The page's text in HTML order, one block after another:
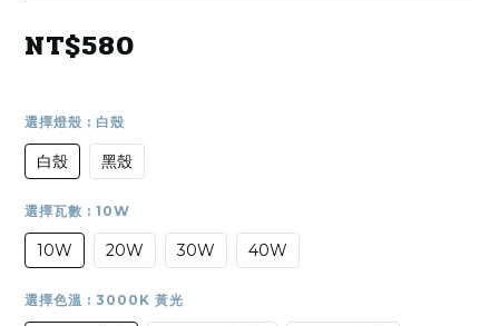
NT$580
選擇燈殼 : 白殼
白殼 黑殼
選擇瓦數 : 10W
10W 20W 30W 40W
選擇色溫 : 3000K 黃光